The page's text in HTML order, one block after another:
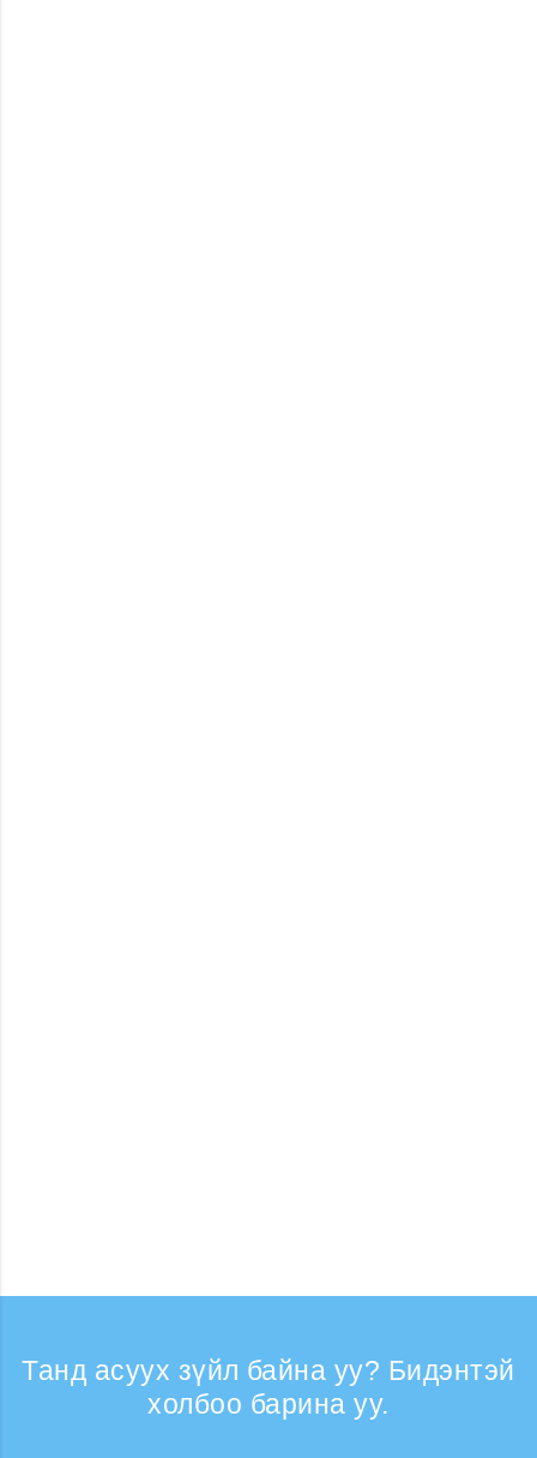
Танд асуух зүйл байна уу? Бидэнтэй
холбоо барина уу.